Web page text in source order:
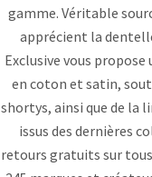
gamme. Véritable
apprécient la
Exclusive vous
en coton et satin,
shortys, ainsi que de la
issus des dernières
retours gratuits sur